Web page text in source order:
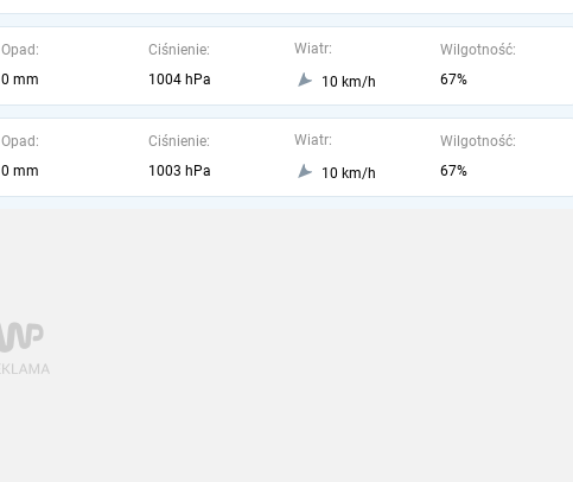
Opad:
0 mm
Ciśnienie:
1004 hPa
Wiatr:
10 km/h
Wilgotność:
67%
Opad:
0 mm
Ciśnienie:
1003 hPa
Wiatr:
10 km/h
Wilgotność:
67%